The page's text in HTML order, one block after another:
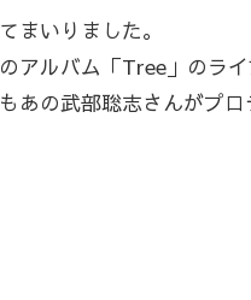
まいりました。
アルバム「Tree」のラ
あの武部聡志さんがプ